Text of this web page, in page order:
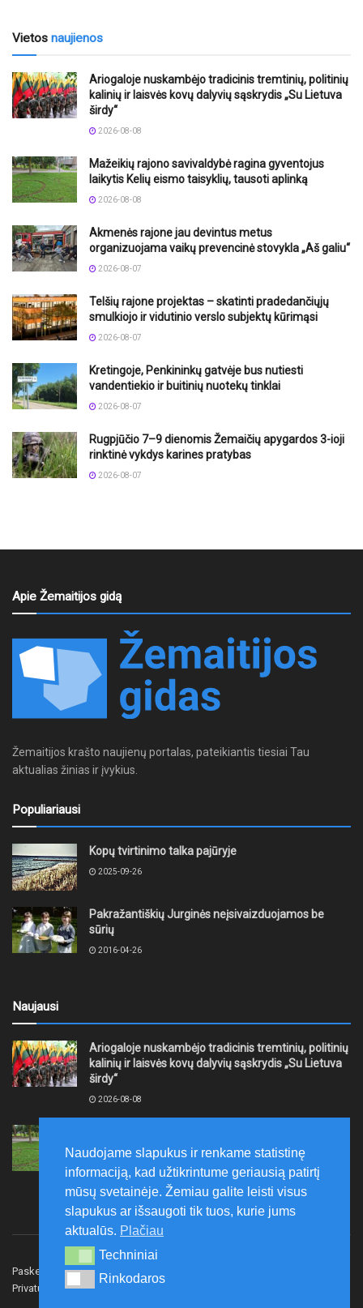
Vietos naujienos
Ariogaloje nuskambėjo tradicinis tremtinių, politinių
kalinių ir laisvės kovų dalyvių sąskrydis „Su Lietuva
širdy“
2026-08-08
Mažeikių rajono savivaldybė ragina gyventojus
laikytis Kelių eismo taisyklių, tausoti aplinką
2026-08-08
Akmenės rajone jau devintus metus
organizuojama vaikų prevencinė stovykla „Aš galiu“
2026-08-07
Telšių rajone projektas – skatinti pradedančiųjų
smulkiojo ir vidutinio verslo subjektų kūrimąsi
2026-08-07
Kretingoje, Penkininkų gatvėje bus nutiesti
vandentiekio ir buitinių nuotekų tinklai
2026-08-07
Rugpjūčio 7–9 dienomis Žemaičių apygardos 3-ioji
rinktinė vykdys karines pratybas
2026-08-07
Apie Žemaitijos gidą
Žemaitijos krašto naujienų portalas, pateikiantis tiesiai Tau
aktualias žinias ir įvykius.
Populiariausi
Kopų tvirtinimo talka pajūryje
2025-09-26
Pakražantiškių Jurginės neįsivaizduojamos be
sūrių
2016-04-26
Naujausi
Ariogaloje nuskambėjo tradicinis tremtinių, politinių
kalinių ir laisvės kovų dalyvių sąskrydis „Su Lietuva
širdy“
2026-08-08
laikytis Kelių eismo taisyklių, tausoti aplinką
2026-08-08
Paskelbk naujieną Rašyti redakcijai
Privatumo politika
Naudojame slapukus ir renkame statistinę
informaciją, kad užtikrintume geriausią patirtį
mūsų svetainėje. Žemiau galite leisti visus
slapukus ar išsaugoti tik tuos, kurie jums
aktualūs. Plačiau
Techniniai
Techniniai
Rinkodaros
Rinkodaros